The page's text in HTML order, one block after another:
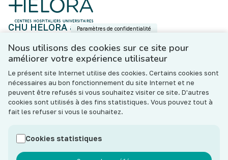
CHU HELORA asbl
N°BCE : BE 0801.643.533
Contact
Les hôpitaux de l’ASBL CHU HELORA (« l’Institution »)
s’engagent à ce que les traitements de données
personnelles effectués notamment dans le cadre de votre
prise en charge (thérapeutique, sociale et administrative)
la protection de la vie privée.
En savoir plus
Paramètres de confidentialité
Nous utilisons des cookies sur ce site pour
améliorer votre expérience utilisateur
Le présent site Internet utilise des cookies. Certains cookies sont
nécessaires au bon fonctionnement du site Internet et ne
peuvent être refusés si vous souhaitez visiter ce site. D'autres
cookies sont utilisés à des fins statistiques. Vous pouvez tout à
fait les refuser si vous le souhaitez.
Cookies statistiques